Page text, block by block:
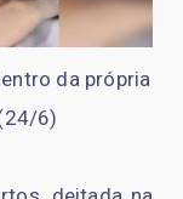
da própria
6)